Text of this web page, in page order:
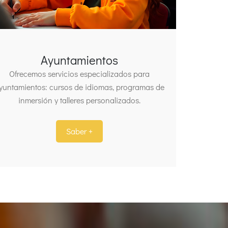
Ayuntamientos
Ofrecemos servicios especializados para
cursos de idiomas, programas de
inmersión y talleres personalizados.
Saber +